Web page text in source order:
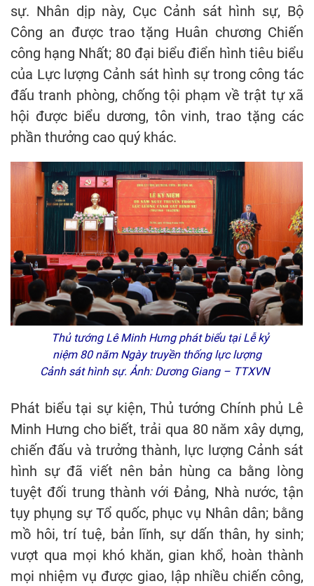
sự. Nhân dịp này, Cục Cảnh sát hình sự, Bộ
Công an được trao tặng Huân chương Chiến
công hạng Nhất; 80 đại biểu điển hình tiêu biểu
của Lực lượng Cảnh sát hình sự trong công tác
đấu tranh phòng, chống tội phạm về trật tự xã
hội được biểu dương, tôn vinh, trao tặng các
phần thưởng cao quý khác.
Thủ tướng Lê Minh Hưng phát biểu tại Lễ kỷ
niệm 80 năm Ngày truyền thống lực lượng
Cảnh sát hình sự. Ảnh: Dương Giang – TTXVN
Phát biểu tại sự kiện, Thủ tướng Chính phủ Lê
Minh Hưng cho biết, trải qua 80 năm xây dựng,
chiến đấu và trưởng thành, lực lượng Cảnh sát
hình sự đã viết nên bản hùng ca bằng lòng
tuyệt đối trung thành với Đảng, Nhà nước, tận
tụy phụng sự Tổ quốc, phục vụ Nhân dân; bằng
mồ hôi, trí tuệ, bản lĩnh, sự dấn thân, hy sinh;
vượt qua mọi khó khăn, gian khổ, hoàn thành
mọi nhiệm vụ được giao, lập nhiều chiến công,